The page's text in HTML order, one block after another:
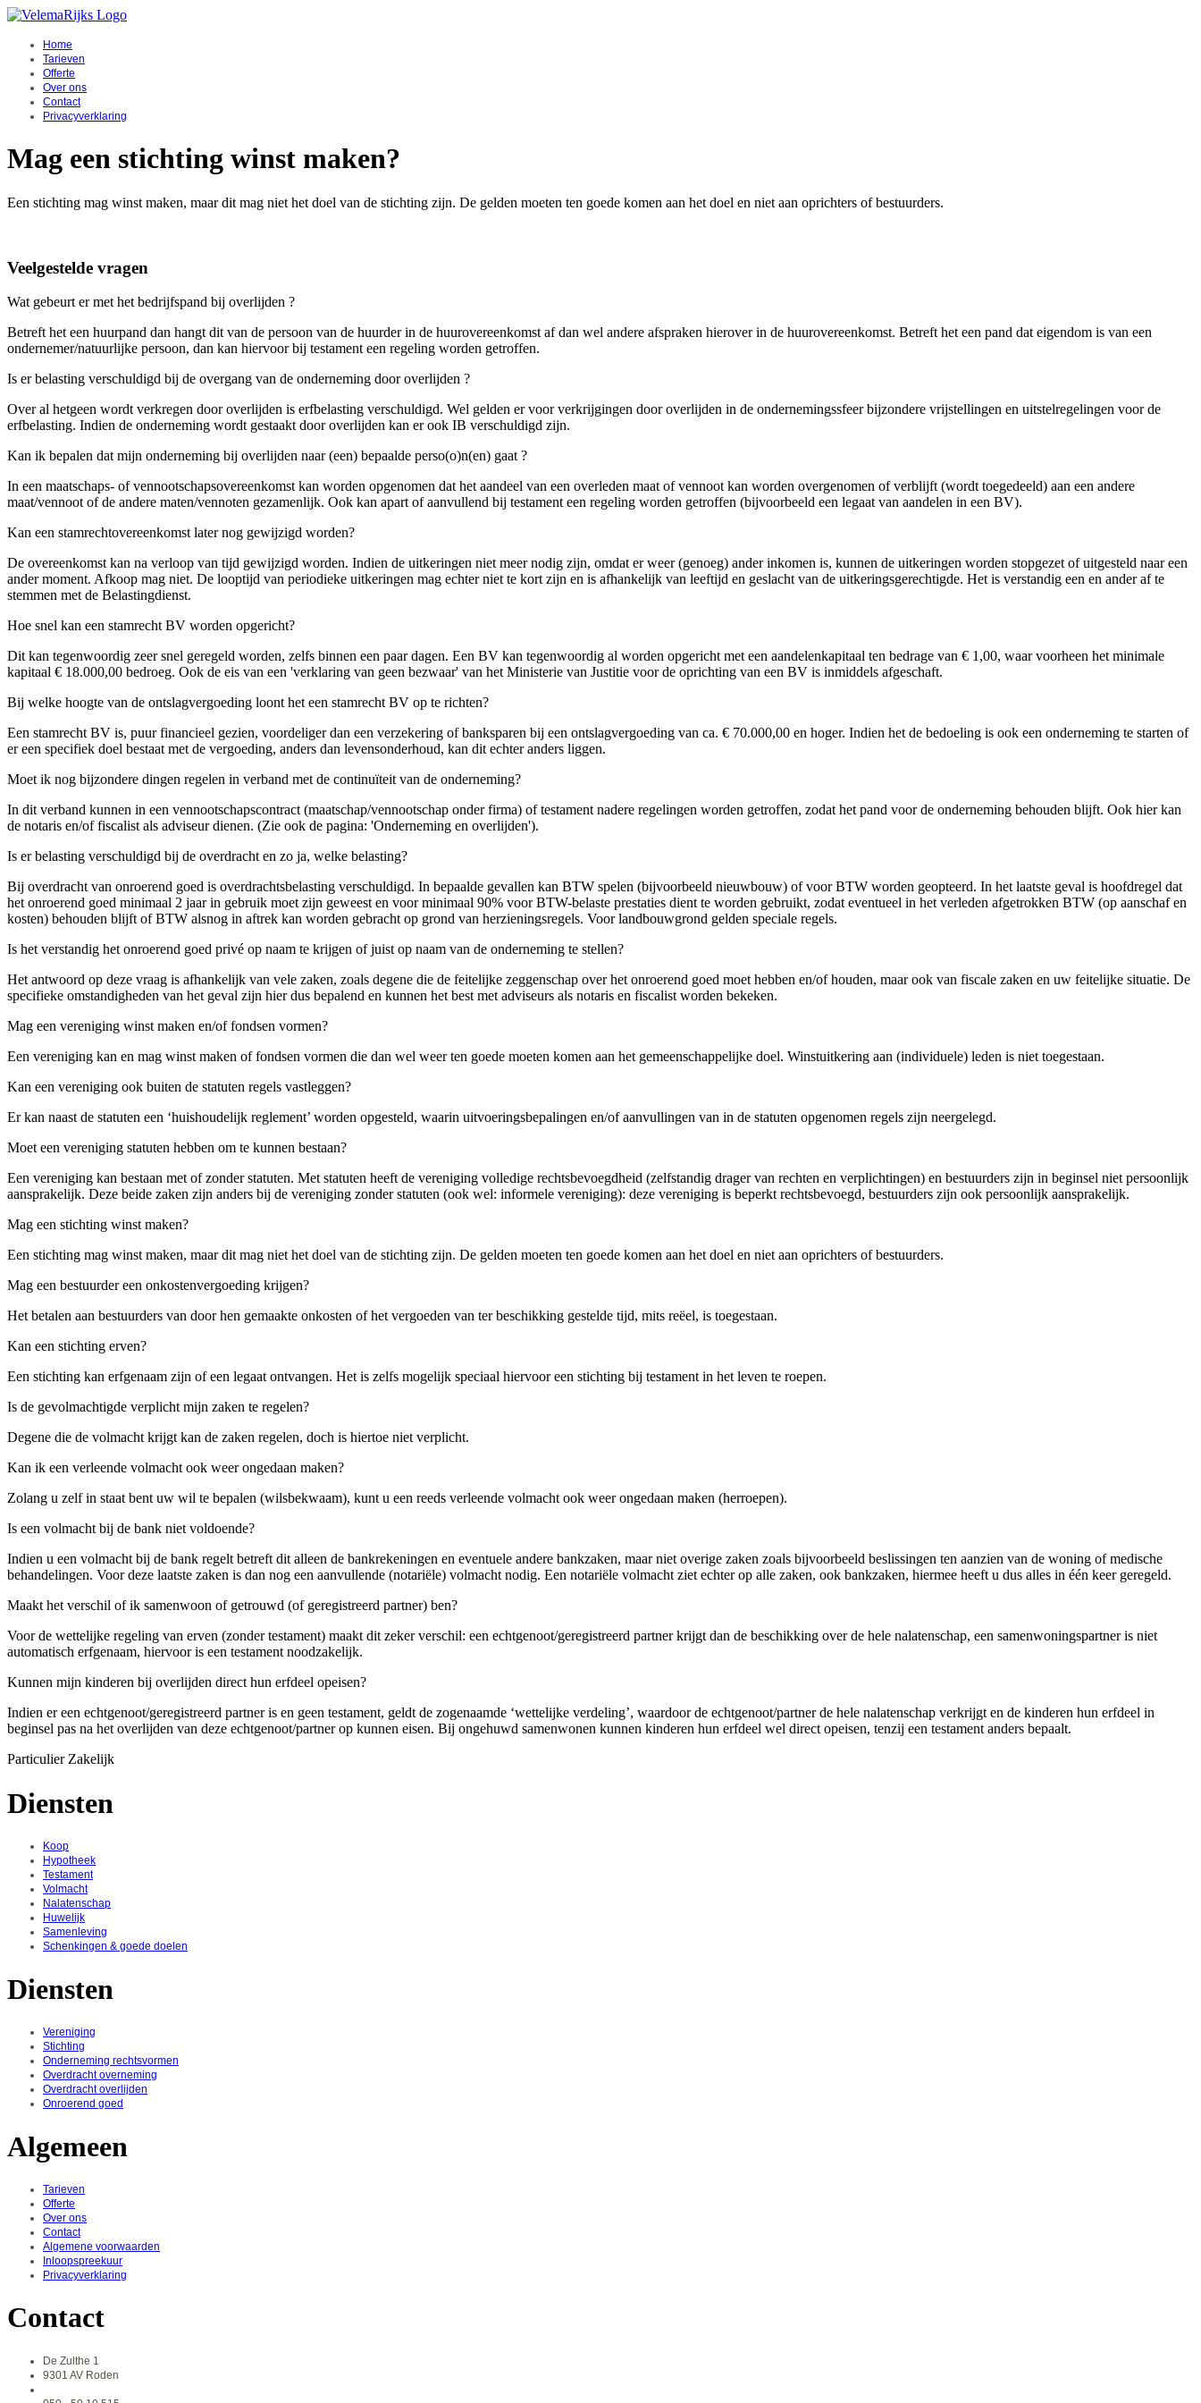
Home
Tarieven
Offerte
Over ons
Contact
Privacyverklaring
Mag een stichting winst maken?
Een stichting mag winst maken, maar dit mag niet het doel van de stichting zijn. De gelden moeten ten goede komen aan het doel en niet aan oprichters of bestuurders.
Veelgestelde vragen
Wat gebeurt er met het bedrijfspand bij overlijden ?
Betreft het een huurpand dan hangt dit van de persoon van de huurder in de huurovereenkomst af dan wel andere afspraken hierover in de huurovereenkomst. Betreft het een pand dat eigendom is van een
ondernemer/natuurlijke persoon, dan kan hiervoor bij testament een regeling worden getroffen.
Is er belasting verschuldigd bij de overgang van de onderneming door overlijden ?
Over al hetgeen wordt verkregen door overlijden is erfbelasting verschuldigd. Wel gelden er voor verkrijgingen door overlijden in de ondernemingssfeer bijzondere vrijstellingen en uitstelregelingen voor de
erfbelasting. Indien de onderneming wordt gestaakt door overlijden kan er ook IB verschuldigd zijn.
Kan ik bepalen dat mijn onderneming bij overlijden naar (een) bepaalde perso(o)n(en) gaat ?
In een maatschaps- of vennootschapsovereenkomst kan worden opgenomen dat het aandeel van een overleden maat of vennoot kan worden overgenomen of verblijft (wordt toegedeeld) aan een andere
maat/vennoot of de andere maten/vennoten gezamenlijk. Ook kan apart of aanvullend bij testament een regeling worden getroffen (bijvoorbeeld een legaat van aandelen in een BV).
Kan een stamrechtovereenkomst later nog gewijzigd worden?
De overeenkomst kan na verloop van tijd gewijzigd worden. Indien de uitkeringen niet meer nodig zijn, omdat er weer (genoeg) ander inkomen is, kunnen de uitkeringen worden stopgezet of uitgesteld naar een
ander moment. Afkoop mag niet. De looptijd van periodieke uitkeringen mag echter niet te kort zijn en is afhankelijk van leeftijd en geslacht van de uitkeringsgerechtigde. Het is verstandig een en ander af te
stemmen met de Belastingdienst.
Hoe snel kan een stamrecht BV worden opgericht?
Dit kan tegenwoordig zeer snel geregeld worden, zelfs binnen een paar dagen. Een BV kan tegenwoordig al worden opgericht met een aandelenkapitaal ten bedrage van € 1,00, waar voorheen het minimale
kapitaal € 18.000,00 bedroeg. Ook de eis van een 'verklaring van geen bezwaar' van het Ministerie van Justitie voor de oprichting van een BV is inmiddels afgeschaft.
Bij welke hoogte van de ontslagvergoeding loont het een stamrecht BV op te richten?
Een stamrecht BV is, puur financieel gezien, voordeliger dan een verzekering of banksparen bij een ontslagvergoeding van ca. € 70.000,00 en hoger. Indien het de bedoeling is ook een onderneming te starten of
er een specifiek doel bestaat met de vergoeding, anders dan levensonderhoud, kan dit echter anders liggen.
Moet ik nog bijzondere dingen regelen in verband met de continuïteit van de onderneming?
In dit verband kunnen in een vennootschapscontract (maatschap/vennootschap onder firma) of testament nadere regelingen worden getroffen, zodat het pand voor de onderneming behouden blijft. Ook hier kan
de notaris en/of fiscalist als adviseur dienen. (Zie ook de pagina: 'Onderneming en overlijden').
Is er belasting verschuldigd bij de overdracht en zo ja, welke belasting?
Bij overdracht van onroerend goed is overdrachtsbelasting verschuldigd. In bepaalde gevallen kan BTW spelen (bijvoorbeeld nieuwbouw) of voor BTW worden geopteerd. In het laatste geval is hoofdregel dat
het onroerend goed minimaal 2 jaar in gebruik moet zijn geweest en voor minimaal 90% voor BTW-belaste prestaties dient te worden gebruikt, zodat eventueel in het verleden afgetrokken BTW (op aanschaf en
kosten) behouden blijft of BTW alsnog in aftrek kan worden gebracht op grond van herzieningsregels. Voor landbouwgrond gelden speciale regels.
Is het verstandig het onroerend goed privé op naam te krijgen of juist op naam van de onderneming te stellen?
Het antwoord op deze vraag is afhankelijk van vele zaken, zoals degene die de feitelijke zeggenschap over het onroerend goed moet hebben en/of houden, maar ook van fiscale zaken en uw feitelijke situatie. De
specifieke omstandigheden van het geval zijn hier dus bepalend en kunnen het best met adviseurs als notaris en fiscalist worden bekeken.
Mag een vereniging winst maken en/of fondsen vormen?
Een vereniging kan en mag winst maken of fondsen vormen die dan wel weer ten goede moeten komen aan het gemeenschappelijke doel. Winstuitkering aan (individuele) leden is niet toegestaan.
Kan een vereniging ook buiten de statuten regels vastleggen?
Er kan naast de statuten een ‘huishoudelijk reglement’ worden opgesteld, waarin uitvoeringsbepalingen en/of aanvullingen van in de statuten opgenomen regels zijn neergelegd.
Moet een vereniging statuten hebben om te kunnen bestaan?
Een vereniging kan bestaan met of zonder statuten. Met statuten heeft de vereniging volledige rechtsbevoegdheid (zelfstandig drager van rechten en verplichtingen) en bestuurders zijn in beginsel niet persoonlijk
aansprakelijk. Deze beide zaken zijn anders bij de vereniging zonder statuten (ook wel: informele vereniging): deze vereniging is beperkt rechtsbevoegd, bestuurders zijn ook persoonlijk aansprakelijk.
Mag een stichting winst maken?
Een stichting mag winst maken, maar dit mag niet het doel van de stichting zijn. De gelden moeten ten goede komen aan het doel en niet aan oprichters of bestuurders.
Mag een bestuurder een onkostenvergoeding krijgen?
Het betalen aan bestuurders van door hen gemaakte onkosten of het vergoeden van ter beschikking gestelde tijd, mits reëel, is toegestaan.
Kan een stichting erven?
Een stichting kan erfgenaam zijn of een legaat ontvangen. Het is zelfs mogelijk speciaal hiervoor een stichting bij testament in het leven te roepen.
Is de gevolmachtigde verplicht mijn zaken te regelen?
Degene die de volmacht krijgt kan de zaken regelen, doch is hiertoe niet verplicht.
Kan ik een verleende volmacht ook weer ongedaan maken?
Zolang u zelf in staat bent uw wil te bepalen (wilsbekwaam), kunt u een reeds verleende volmacht ook weer ongedaan maken (herroepen).
Is een volmacht bij de bank niet voldoende?
Indien u een volmacht bij de bank regelt betreft dit alleen de bankrekeningen en eventuele andere bankzaken, maar niet overige zaken zoals bijvoorbeeld beslissingen ten aanzien van de woning of medische
behandelingen. Voor deze laatste zaken is dan nog een aanvullende (notariële) volmacht nodig. Een notariële volmacht ziet echter op alle zaken, ook bankzaken, hiermee heeft u dus alles in één keer geregeld.
Maakt het verschil of ik samenwoon of getrouwd (of geregistreerd partner) ben?
Voor de wettelijke regeling van erven (zonder testament) maakt dit zeker verschil: een echtgenoot/geregistreerd partner krijgt dan de beschikking over de hele nalatenschap, een samenwoningspartner is niet
automatisch erfgenaam, hiervoor is een testament noodzakelijk.
Kunnen mijn kinderen bij overlijden direct hun erfdeel opeisen?
Indien er een echtgenoot/geregistreerd partner is en geen testament, geldt de zogenaamde ‘wettelijke verdeling’, waardoor de echtgenoot/partner de hele nalatenschap verkrijgt en de kinderen hun erfdeel in
beginsel pas na het overlijden van deze echtgenoot/partner op kunnen eisen. Bij ongehuwd samenwonen kunnen kinderen hun erfdeel wel direct opeisen, tenzij een testament anders bepaalt.
Particulier Zakelijk
Diensten
Koop
Hypotheek
Testament
Volmacht
Nalatenschap
Huwelijk
Samenleving
Schenkingen & goede doelen
Diensten
Vereniging
Stichting
Onderneming rechtsvormen
Overdracht overneming
Overdracht overlijden
Onroerend goed
Algemeen
Tarieven
Offerte
Over ons
Contact
Algemene voorwaarden
Inloopspreekuur
Privacyverklaring
Contact
De Zulthe 1
9301 AV Roden